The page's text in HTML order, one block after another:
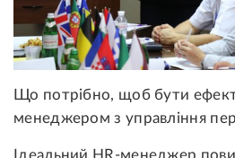
Що потрібно, щоб бути
менеджером з управління
Ідеальний HR-менеджер